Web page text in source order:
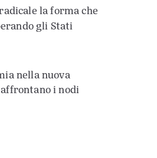
la forma che
gli Stati
nella nuova
i nodi